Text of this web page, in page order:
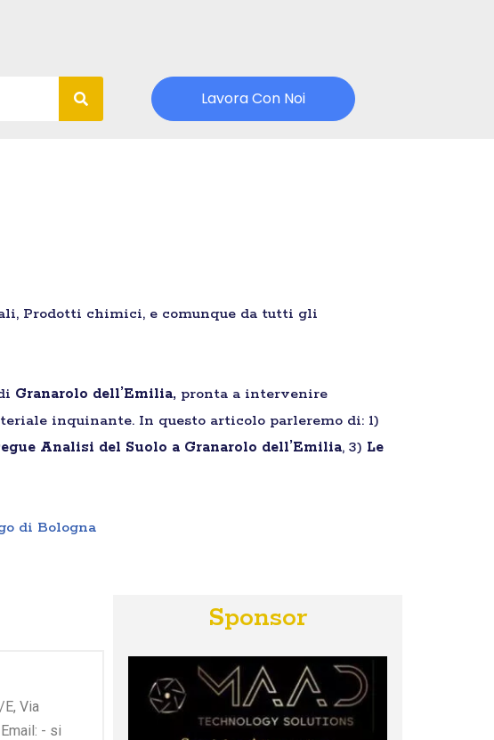
Lavora Con Noi
Prodotti chimici, e comunque da tutti gli
Granarolo dell’Emilia, pronta a intervenire
inquinante. In questo articolo parleremo di: 1)
Analisi del Suolo a Granarolo dell’Emilia, 3) Le
di Bologna
Via
- si
Sponsor